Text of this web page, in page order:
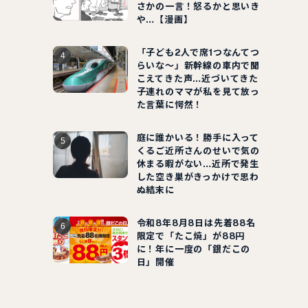
さかの一言！怒るかと思いき
や…【漫画】
「子ども2人で席1つなんてつ
らいな～」新幹線の車内で聞
こえてきた声…近づいてきた
子連れのママが私を見て放っ
た言葉に愕然！
庭に誰かいる！勝手に入って
くるご近所さんのせいで気の
休まる暇がない…近所で発生
した空き巣がきっかけで思わ
ぬ結末に
令和8年8月8日は先着88名
限定で「たこ焼」が88円
に！年に一度の「銀だこの
日」開催